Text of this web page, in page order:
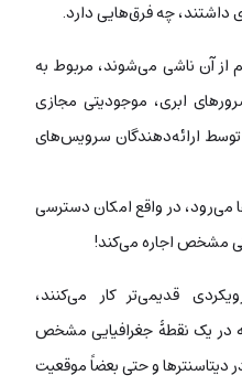
داشتند، چه فرق‌هایی دارد.
از آن ناشی می‌شوند، مربوط به
ابری، موجودیتی مجازی
ارائه‌دهندگان سرویس‌های
می‌رود، در واقع امکان دسترسی
مشخص اجاره می‌کند!
قدیمی‌تر کار می‌کنند،
در یک نقطۀ جغرافیایی مشخص
دیتاسنترها و حتی بعضاً موقعیت